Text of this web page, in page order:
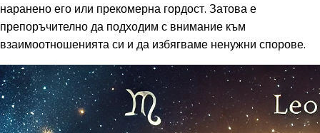
наранено его или прекомерна гордост. Затова е
препоръчително да подходим с внимание към
взаимоотношенията си и да избягваме ненужни спорове.